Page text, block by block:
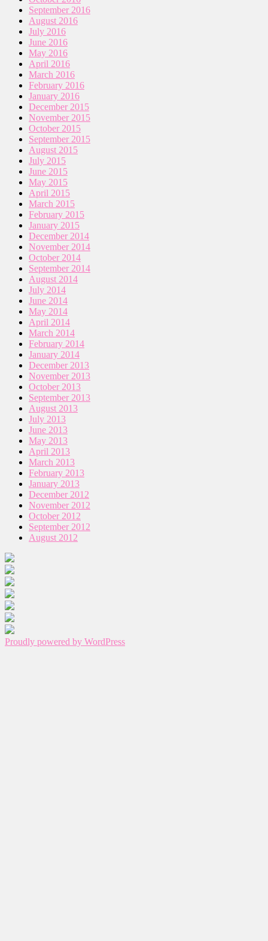
September 2016
August 2016
July 2016
June 2016
May 2016
April 2016
March 2016
February 2016
January 2016
December 2015
November 2015
October 2015
September 2015
August 2015
July 2015
June 2015
May 2015
April 2015
March 2015
February 2015
January 2015
December 2014
November 2014
October 2014
September 2014
August 2014
July 2014
June 2014
May 2014
April 2014
March 2014
February 2014
January 2014
December 2013
November 2013
October 2013
September 2013
August 2013
July 2013
June 2013
May 2013
April 2013
March 2013
February 2013
January 2013
December 2012
November 2012
October 2012
September 2012
August 2012
Proudly powered by WordPress